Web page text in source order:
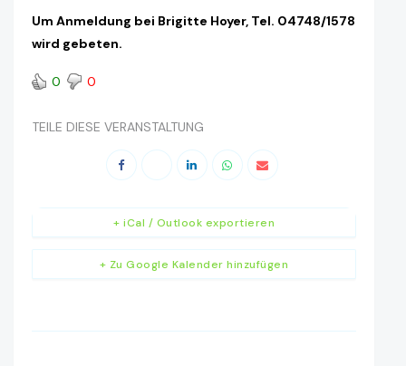
Um Anmeldung bei Brigitte Hoyer, Tel. 04748/1578
wird gebeten.
0 0
TEILE DIESE VERANSTALTUNG
+ Zu Google Kalender hinzufügen
+ iCal / Outlook exportieren